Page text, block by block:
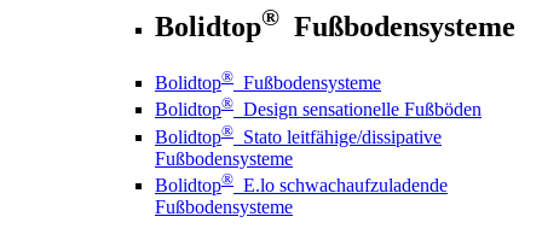
Bolidtop® Fußbodensysteme
Bolidtop® Fußbodensysteme
Bolidtop® Design sensationelle Fußböden
Bolidtop® Stato leitfähige/dissipative
Fußbodensysteme
Bolidtop® E.lo schwachaufzuladende
Fußbodensysteme